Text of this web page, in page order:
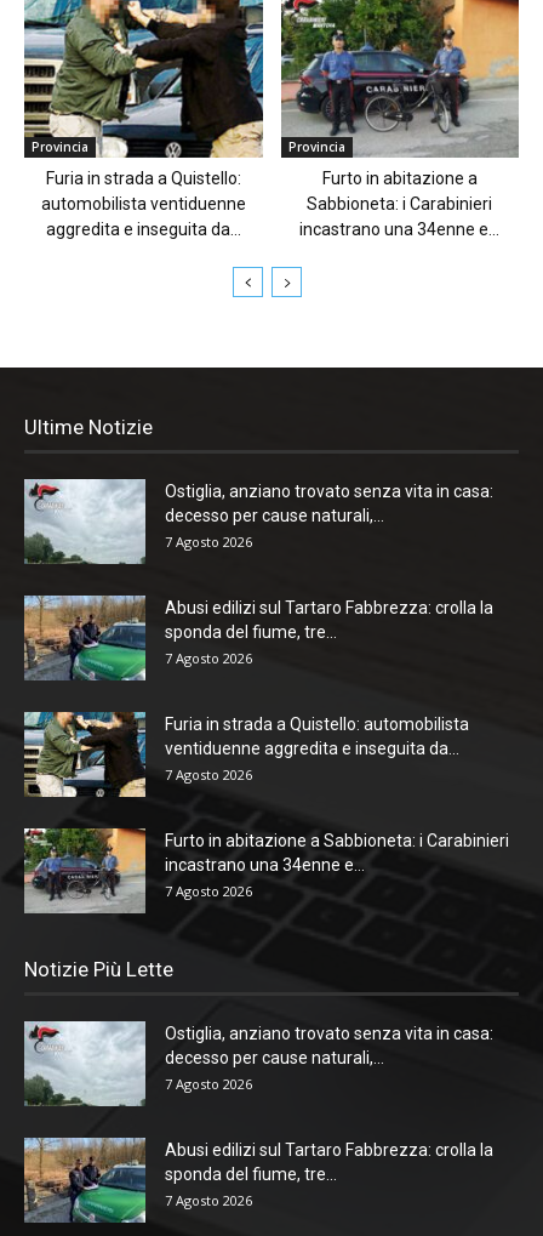
Provincia
Furia in strada a Quistello:
automobilista ventiduenne
aggredita e inseguita da...
Provincia
Furto in abitazione a
Sabbioneta: i Carabinieri
incastrano una 34enne e...
Ultime Notizie
Ostiglia, anziano trovato senza vita in casa:
decesso per cause naturali,...
7 Agosto 2026
Abusi edilizi sul Tartaro Fabbrezza: crolla la
sponda del fiume, tre...
7 Agosto 2026
Furia in strada a Quistello: automobilista
ventiduenne aggredita e inseguita da...
7 Agosto 2026
Furto in abitazione a Sabbioneta: i Carabinieri
incastrano una 34enne e...
7 Agosto 2026
Notizie Più Lette
Ostiglia, anziano trovato senza vita in casa:
decesso per cause naturali,...
7 Agosto 2026
Abusi edilizi sul Tartaro Fabbrezza: crolla la
sponda del fiume, tre...
7 Agosto 2026